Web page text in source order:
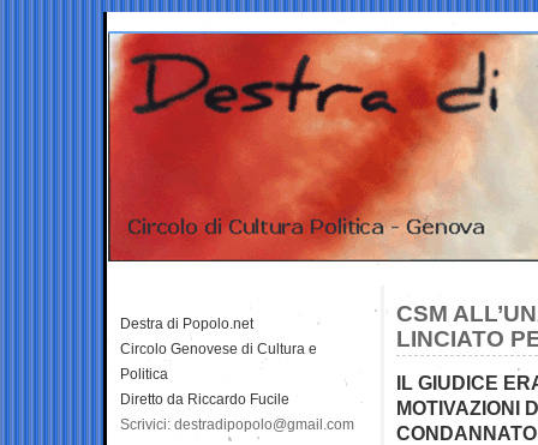
CSM
LINCIATO
IL GIUDICE
MOTIVAZIONI
Destra di Popolo.net
Circolo Genovese di Cultura e
Politica
Diretto da Riccardo Fucile
Scrivici: destradipopolo@gmail.com